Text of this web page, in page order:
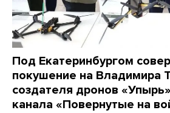
Под Екатеринбургом
покушение на Владимира
создателя дронов
канала «Повернутые на